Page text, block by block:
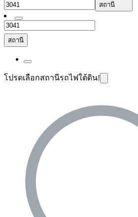
สถานี
สถานี
โปรดเลือกสถานีรถไฟใต้ดิน!